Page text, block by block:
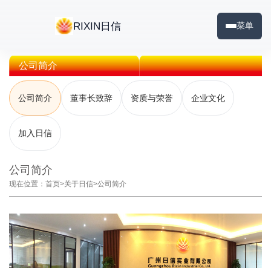
RIXIN日信 菜单
公司简介
公司简介 董事长致辞 资质与荣誉 企业文化
加入日信
现在位置： 首页>关于日信>公司简介
公司简介